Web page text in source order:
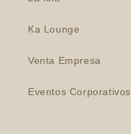
Ka Lounge
Venta Empresa
Eventos Corporativos